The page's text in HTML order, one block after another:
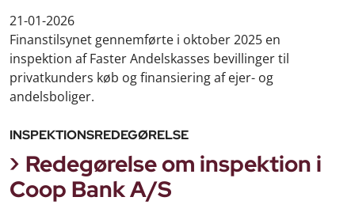
21-01-2026
Finanstilsynet gennemførte i oktober 2025 en
inspektion af Faster Andelskasses bevillinger til
privatkunders køb og finansiering af ejer- og
andelsboliger.
INSPEKTIONSREDEGØRELSE
Redegørelse om inspektion i
Coop Bank A/S